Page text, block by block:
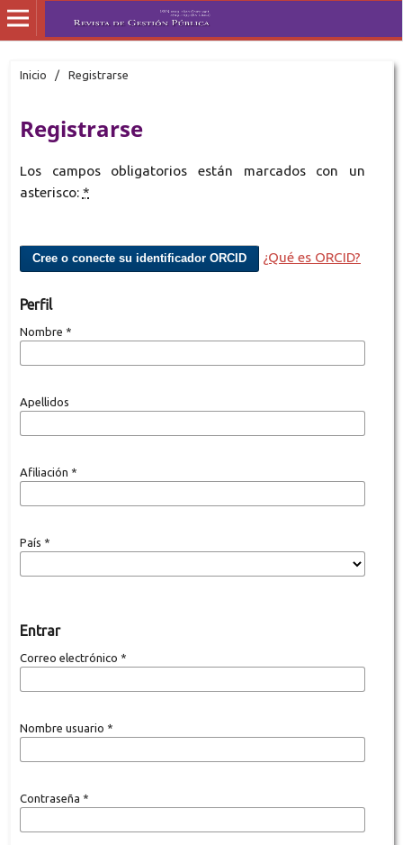
Inicio / Registrarse
Registrarse
Los campos obligatorios están marcados con un
asterisco: *
Cree o conecte su identificador ORCID ¿Qué es ORCID?
Perfil
Nombre *
Apellidos
Afiliación *
País *
Entrar
Correo electrónico *
Nombre usuario *
Contraseña *